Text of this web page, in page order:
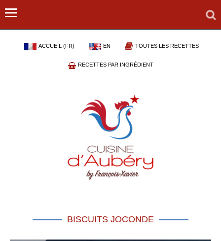
ACCUEIL (FR) EN TOUTES LES RECETTES
RECETTES PAR INGRÉDIENT
BISCUITS JOCONDE